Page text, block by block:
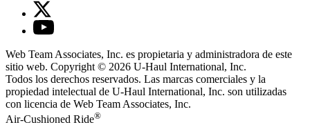
Web Team Associates, Inc. es propietaria y administradora de este
sitio web. Copyright © 2026 U-Haul International, Inc.
Todos los derechos reservados. Las marcas comerciales y la
propiedad intelectual de U-Haul International, Inc. son utilizadas
con licencia de Web Team Associates, Inc.
Air-Cushioned Ride®